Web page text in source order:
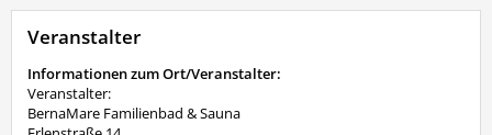
Veranstalter
Informationen zum Ort/Veranstalter:
Veranstalter:
BernaMare Familienbad & Sauna